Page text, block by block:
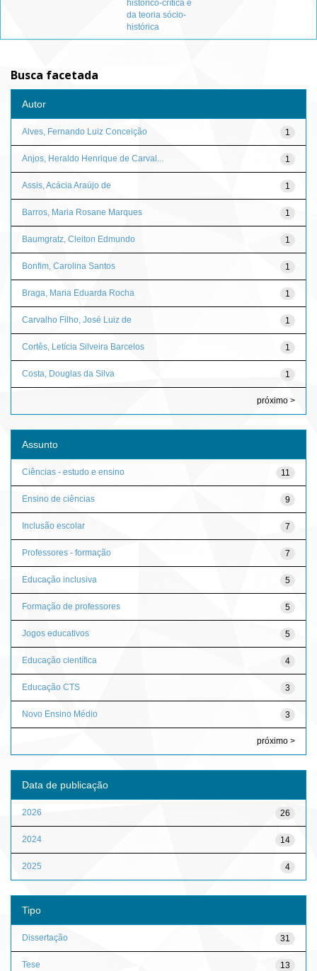
histórico-crítica e
da teoria sócio-
histórica
Busca facetada
Autor
1
Alves, Fernando Luiz Conceição
1
Anjos, Heraldo Henrique de Carval...
1
Assis, Acácia Araújo de
1
Barros, Maria Rosane Marques
1
Baumgratz, Cleiton Edmundo
1
Bonfim, Carolina Santos
1
Braga, Maria Eduarda Rocha
1
Carvalho Filho, José Luiz de
1
Cortês, Letícia Silveira Barcelos
1
Costa, Douglas da Silva
próximo >
Assunto
11
Ciências - estudo e ensino
9
Ensino de ciências
7
Inclusão escolar
7
Professores - formação
5
Educação inclusiva
5
Formação de professores
5
Jogos educativos
4
Educação científica
3
Educação CTS
3
Novo Ensino Médio
próximo >
Data de publicação
26
2026
14
2024
4
2025
Tipo
31
Dissertação
13
Tese